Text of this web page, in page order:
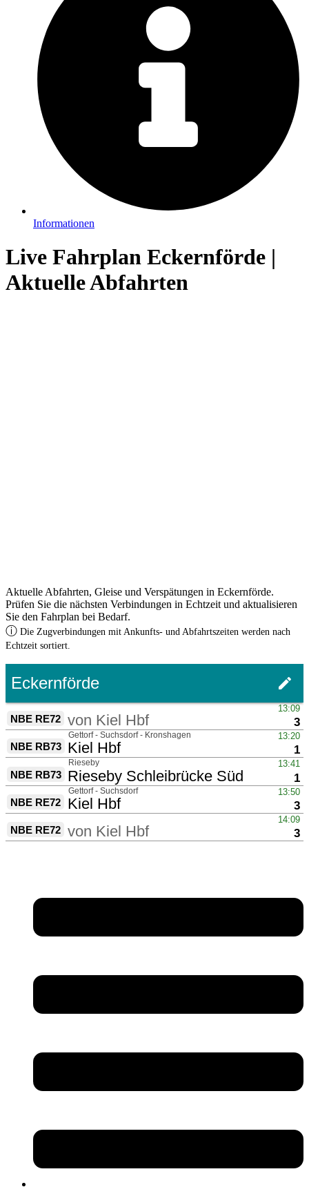
Informationen
Live Fahrplan Eckernförde |
Aktuelle Abfahrten
Aktuelle Abfahrten, Gleise und Verspätungen in Eckernförde.
Prüfen Sie die nächsten Verbindungen in Echtzeit und aktualisieren
Sie den Fahrplan bei Bedarf.
ⓘ Die Zugverbindungen mit Ankunfts- und Abfahrtszeiten werden nach
Echtzeit sortiert.